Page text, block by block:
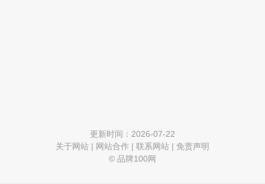
更新时间：2026-07-22
关于网站
网站合作 联系网站
免责声明
© 品牌100网